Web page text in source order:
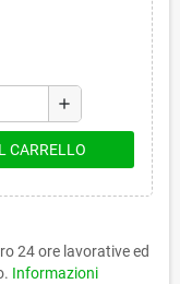
add
CARRELLO
24 ore lavorative ed
Informazioni